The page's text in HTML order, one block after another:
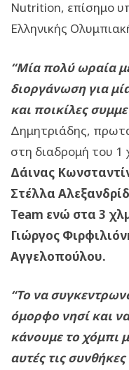
Nutrition, επίσημο
Ελληνικής
“Μία πολύ ωραία
διοργάνωση για
και ποικίλες
Δημητριάδης,
στη διαδρομή του 1
Δάινας
Στέλλα
Team ενώ στα 3
Γιώργος
Αγγελοπούλου.
“Το να
όμορφο νησί και
κάνουμε το χόμπι
αυτές τις